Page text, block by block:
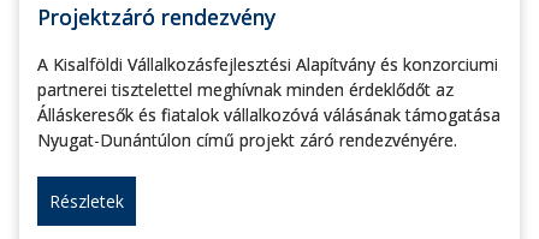
Projektzáró rendezvény
A Kisalföldi Vállalkozásfejlesztési Alapítvány és konzorciumi
partnerei tisztelettel meghívnak minden érdeklődőt az
Álláskeresők és fiatalok vállalkozóvá válásának támogatása
Nyugat-Dunántúlon című projekt záró rendezvényére.
Részletek